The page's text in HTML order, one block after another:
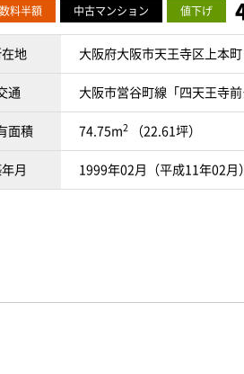
料半額 中古マンション 値下げ
地 大阪府大阪市天王寺区上本
通 大阪市営谷町線「四天王寺
面積 74.75m2 （22.61坪）
月 1999年02月（平成11年02月）